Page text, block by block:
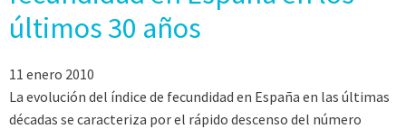
últimos 30 años
11 enero 2010
La evolución del índice de fecundidad en España en las últimas
décadas se caracteriza por el rápido descenso del número